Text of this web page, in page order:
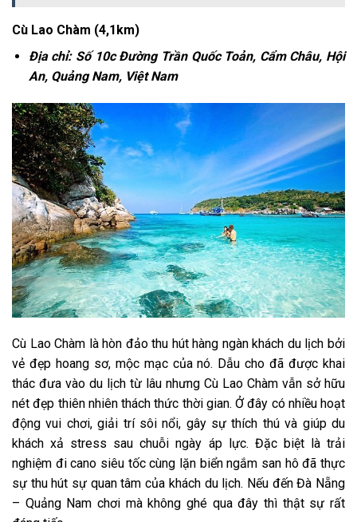
Cù Lao Chàm (4,1km)
Địa chỉ: Số 10c Đường Trần Quốc Toản, Cẩm Châu, Hội
An, Quảng Nam, Việt Nam
Cù Lao Chàm là hòn đảo thu hút hàng ngàn khách du lịch bởi
vẻ đẹp hoang sơ, mộc mạc của nó. Dẫu cho đã được khai
thác đưa vào du lịch từ lâu nhưng Cù Lao Chàm vẫn sở hữu
nét đẹp thiên nhiên thách thức thời gian. Ở đây có nhiều hoạt
động vui chơi, giải trí sôi nổi, gây sự thích thú và giúp du
khách xả stress sau chuỗi ngày áp lực. Đặc biệt là trải
nghiệm đi cano siêu tốc cùng lặn biển ngắm san hô đã thực
sự thu hút sự quan tâm của khách du lịch. Nếu đến Đà Nẵng
– Quảng Nam chơi mà không ghé qua đây thì thật sự rất